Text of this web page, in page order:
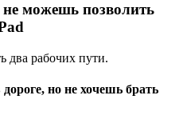
можешь позволить
два рабочих пути.
но не хочешь брать